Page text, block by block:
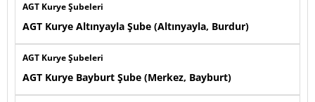
AGT Kurye Şubeleri
AGT Kurye Altınyayla Şube (Altınyayla, Burdur)
AGT Kurye Şubeleri
AGT Kurye Bayburt Şube (Merkez, Bayburt)